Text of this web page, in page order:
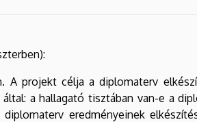
projekt célja a diplomaterv
a hallagató tisztában van-e a
eredményeinek